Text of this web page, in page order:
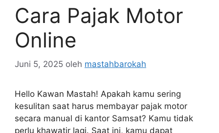
Cara Pajak Motor
Online
Juni 5, 2025 oleh mastahbarokah
Hello Kawan Mastah! Apakah kamu sering
kesulitan saat harus membayar pajak motor
secara manual di kantor Samsat? Kamu tidak
perlu khawatir lagi. Saat ini, kamu dapat